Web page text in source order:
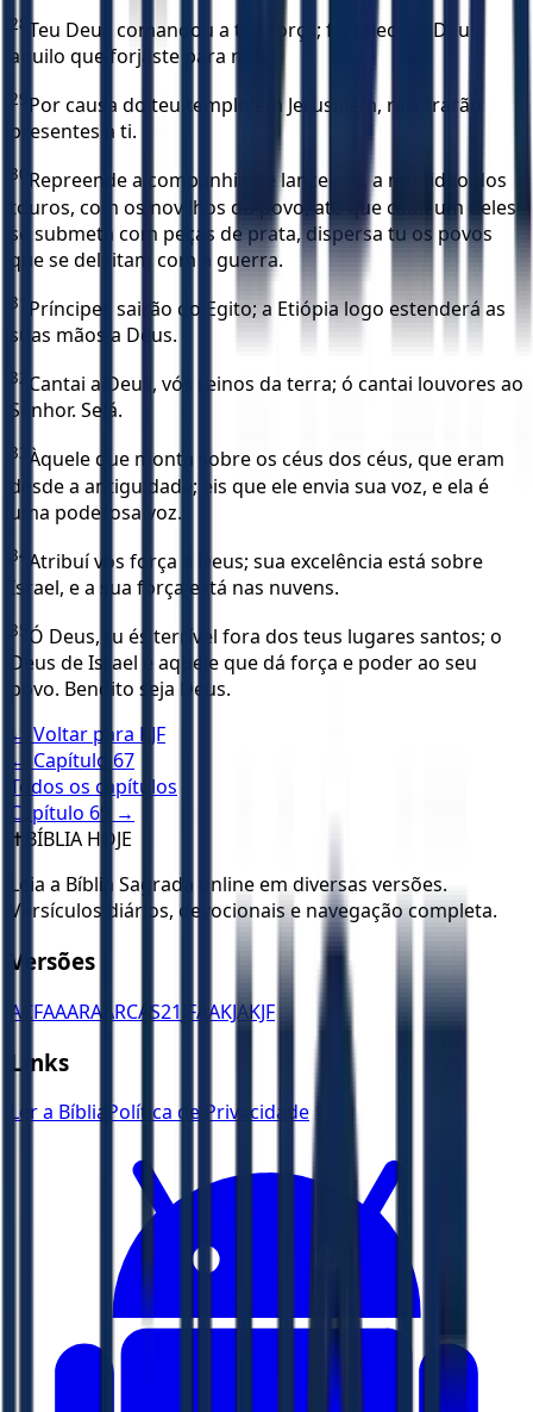
28 Teu Deus comandou a tua força; fortalece, ó Deus,
aquilo que forjaste para nós.
29 Por causa do teu templo em Jerusalém, reis trarão
presentes a ti.
30 Repreende a companhia de lanceiros, a multidão dos
touros, com os novilhos do povo, até que cada um deles
se submeta com peças de prata, dispersa tu os povos
que se deleitam com a guerra.
31
Príncipes sairão do Egito; a Etiópia logo estenderá as
suas mãos a Deus.
32 Cantai a Deus, vós reinos da terra; ó cantai louvores ao
Senhor. Selá.
33 Àquele que monta sobre os céus dos céus, que eram
desde a antiguidade; eis que ele envia sua voz, e ela é
uma poderosa voz.
34 Atribuí vós força a Deus; sua excelência está sobre
Israel, e a sua força está nas nuvens.
35 Ó Deus, tu és terrível fora dos teus lugares santos; o
Deus de Israel é aquele que dá força e poder ao seu
povo. Bendito seja Deus.
← Voltar para KJF
← Capítulo 67
Todos os capítulos
Capítulo 69
→
✝️ BÍBLIA HOJE
Leia a Bíblia Sagrada online em diversas versões.
Versículos diários, devocionais e navegação completa.
Versões
ACFAAARA ARCAS21 JFAAKJAKJF
Links
Ler a Bíblia Política de Privacidade